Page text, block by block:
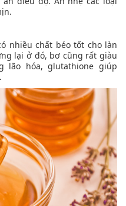
nhiều chất béo tốt cho làn
lại ở đó, bơ cũng rất giàu
lão hóa, glutathione giúp